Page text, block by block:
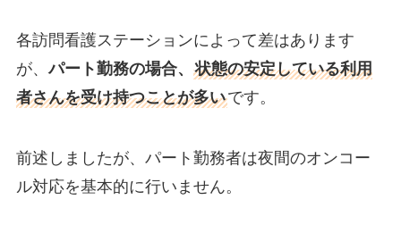
各訪問看護ステーションによって差はあります
が、パート勤務の場合、 状態の安定している利用
者さんを受け持つことが多いです。
前述しましたが、パート勤務者は夜間のオンコー
ル対応を基本的に行いません。